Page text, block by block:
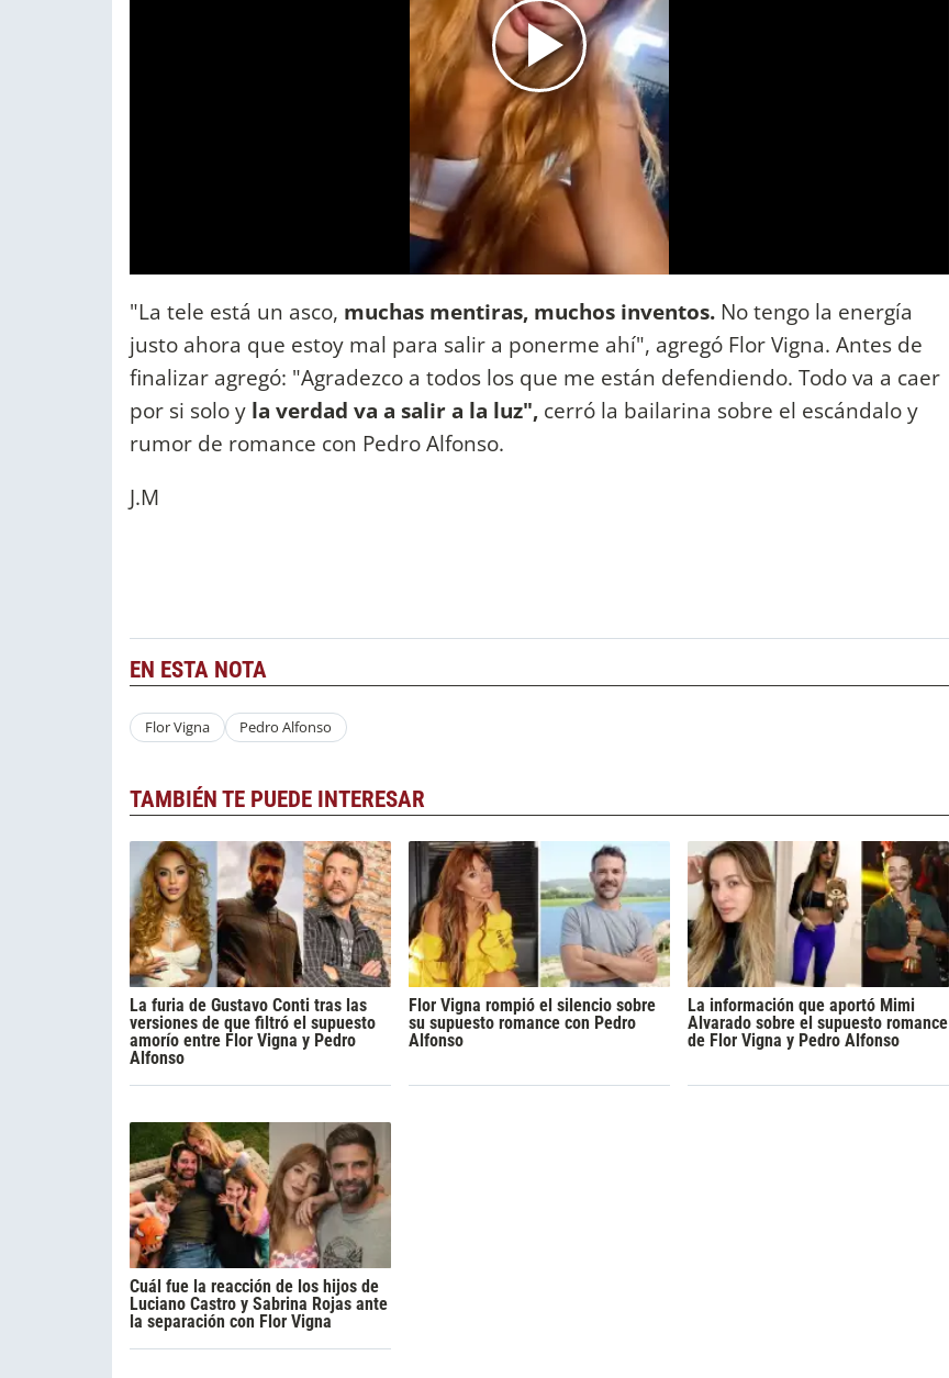
"La tele está un asco, muchas mentiras, muchos inventos. No tengo la energía
justo ahora que estoy mal para salir a ponerme ahí", agregó Flor Vigna. Antes de
finalizar agregó: "Agradezco a todos los que me están defendiendo. Todo va a caer
por si solo y la verdad va a salir a la luz", cerró la bailarina sobre el escándalo y
rumor de romance con Pedro Alfonso.
J.M
EN ESTA NOTA
Flor Vigna Pedro Alfonso
TAMBIÉN TE PUEDE INTERESAR
La furia de Gustavo Conti tras las
versiones de que filtró el supuesto
amorío entre Flor Vigna y Pedro
Alfonso
Flor Vigna rompió el silencio sobre
su supuesto romance con Pedro
Alfonso
La información que aportó Mimi
Alvarado sobre el supuesto romance
de Flor Vigna y Pedro Alfonso
Cuál fue la reacción de los hijos de
Luciano Castro y Sabrina Rojas ante
la separación con Flor Vigna